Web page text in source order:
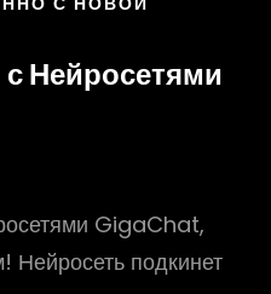
Нейросетями
GigaChat,
подкинет